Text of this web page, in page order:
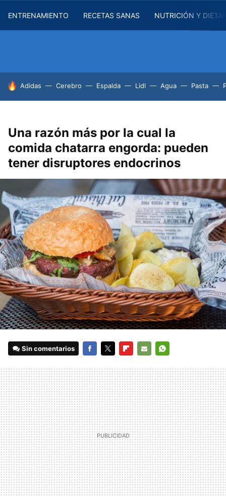
ENTRENAMIENTO RECETAS SANAS NUTRICIÓN Y
HOY SE HABLA DE
Adidas Cerebro Espalda Lidl Agua Pasta
Una razón más por la cual la
comida chatarra engorda: pueden
tener disruptores endocrinos
Sin comentarios
MAIL